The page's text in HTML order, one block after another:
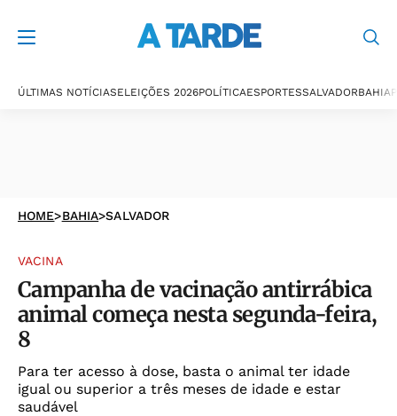
ÚLTIMAS NOTÍCIASELEIÇÕES 2026POLÍTICAESPORTESSALVADORBAHIA
HOME>BAHIA>SALVADOR
VACINA
Campanha de vacinação antirrábica
animal começa nesta segunda-feira,
8
Para ter acesso à dose, basta o animal ter idade
igual ou superior a três meses de idade e estar
saudável